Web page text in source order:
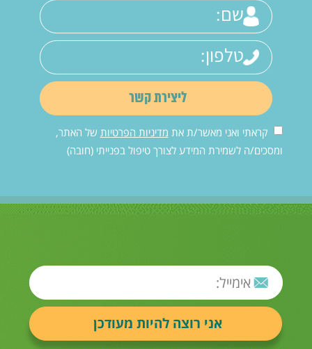
קראתי ואני מאשר/ת את מדיניות הפרטיות של האתר,
ומסכים/ה לשמירת המידע לצורך טיפול בפנייתי (חובה)